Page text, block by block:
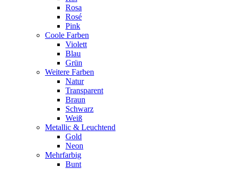
Rosa
Rosé
Pink
Coole Farben
Violett
Blau
Grün
Weitere Farben
Natur
Transparent
Braun
Schwarz
Weiß
Metallic & Leuchtend
Gold
Neon
Mehrfarbig
Bunt